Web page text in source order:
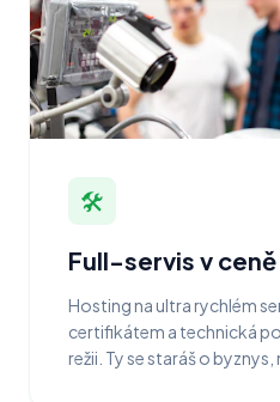
🛠️
Full-servis v ceně
Hosting na ultra rychlém
certifikátem a technická
režii. Ty se staráš o byznys,